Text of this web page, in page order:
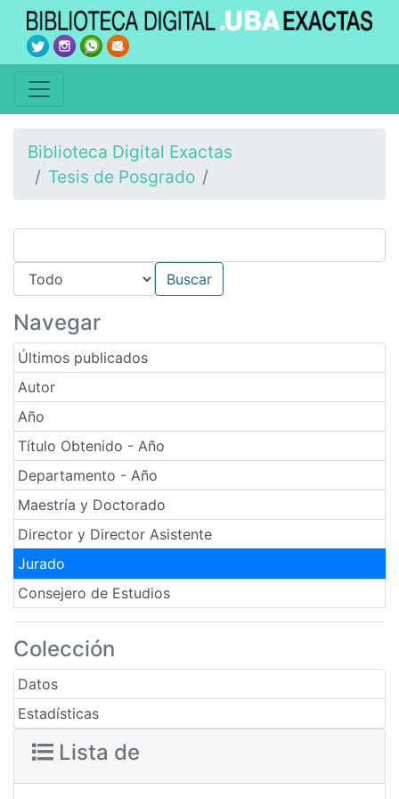
Biblioteca Digital Exactas
Tesis de Posgrado
Navegar
Últimos publicados
Autor
Año
Título Obtenido - Año
Departamento - Año
Maestría y Doctorado
Director y Director Asistente
Jurado
Consejero de Estudios
Colección
Datos
Estadísticas
Lista de